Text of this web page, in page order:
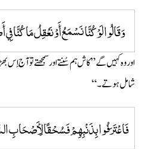
وَقَالُوا لَوْ كُنَّا نَسْمَعُ أَوْ نَعْقِلُ مَا كُنَّا
اور وہ کہیں گے ”کاش ہم سُنتے اور سمجھتے تو آج
شامل ہوتے۔“
فَاعْتَرَفُوا بِذَنْبِهِمْ فَسُحْقًا لِأَصْحَابِ